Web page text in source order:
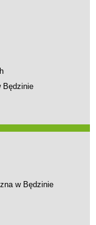
Będzinie
w Będzinie